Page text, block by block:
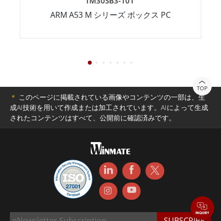
ARM A53 M シリーズ ボックス PC
TOP
＊ このページに掲載されている画像やコンテンツの一部は、生
成AI技術を用いて作成または加工されています。AIによって生成
されたコンテンツはすべて、公開前に確認済みです。